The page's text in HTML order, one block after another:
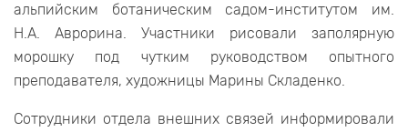
альпийским ботаническим садом-институтом им.
Н.А. Аврорина. Участники рисовали заполярную
морошку под чутким руководством опытного
преподавателя, художницы Марины Складенко.
Сотрудники отдела внешних связей информировали